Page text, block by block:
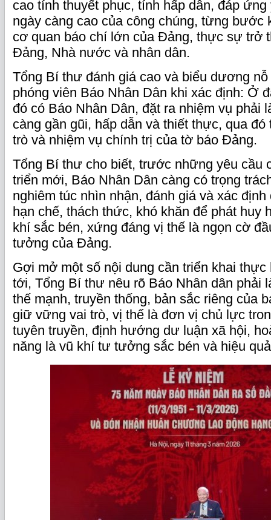
cao tính thuyết phục, tính hấp dẫn, đáp
ngày càng cao của công chúng, từng bước
cơ quan báo chí lớn của Đảng, thực sự trở
Đảng, Nhà nước và nhân dân.
Tổng Bí thư đánh giá cao và biểu dương
phóng viên Báo Nhân Dân khi xác định: Ở
đó có Báo Nhân Dân, đặt ra nhiệm vụ phải
càng gần gũi, hấp dẫn và thiết thực, qua
trò và nhiệm vụ chính trị của tờ báo Đảng.
Tổng Bí thư cho biết, trước những yêu cầu
triển mới, Báo Nhân Dân càng có trọng
nghiêm túc nhìn nhận, đánh giá và xác
hạn chế, thách thức, khó khăn để phát huy
khí sắc bén, xứng đáng vị thế là ngọn cờ
tưởng của Đảng.
Gợi mở một số nội dung cần triển khai
tới, Tổng Bí thư nêu rõ Báo Nhân dân phải
thế mạnh, truyền thống, bản sắc riêng của
giữ vững vai trò, vị thế là đơn vị chủ lực
tuyên truyền, định hướng dư luận xã hội,
năng là vũ khí tư tưởng sắc bén và hiệu